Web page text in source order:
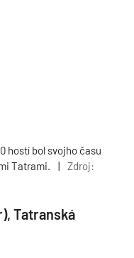
hostí bol svojho času
Tatrami.
|
Zdroj:
Tatranská